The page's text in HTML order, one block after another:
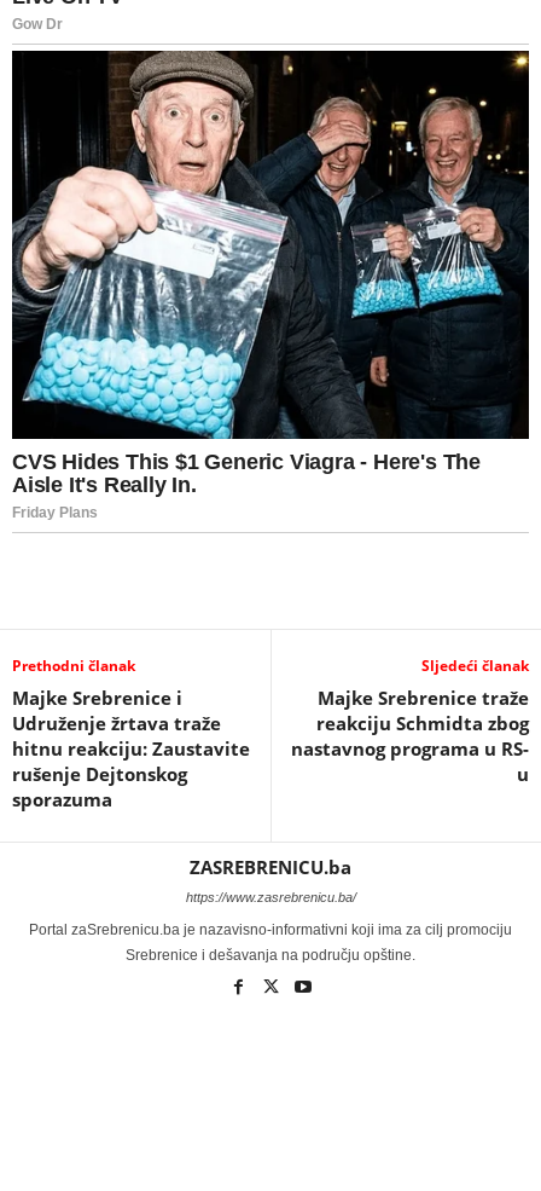
Prethodni članak
Majke Srebrenice i
Udruženje žrtava traže
hitnu reakciju: Zaustavite
rušenje Dejtonskog
sporazuma
Sljedeći članak
Majke Srebrenice traže
reakciju Schmidta zbog
nastavnog programa u RS-
u
ZASREBRENICU.ba
https://www.zasrebrenicu.ba/
Portal zaSrebrenicu.ba je nazavisno-informativni koji ima za cilj promociju
Srebrenice i dešavanja na području opštine.